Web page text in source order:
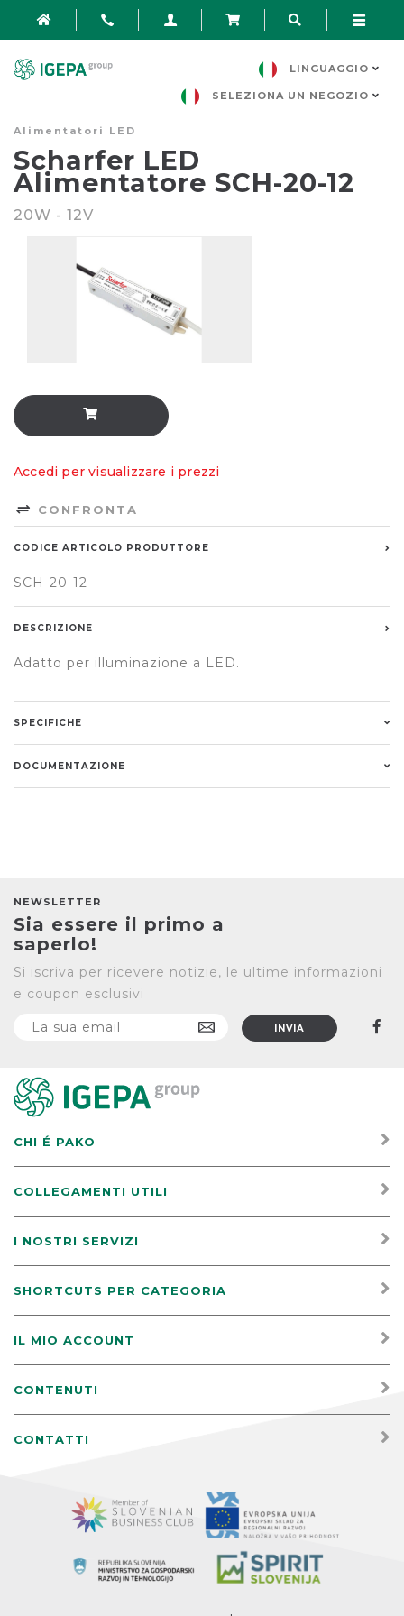
LINGUAGGIO
SELEZIONA UN NEGOZIO
Alimentatori LED
Scharfer LED
Alimentatore SCH-20-12
20W - 12V
Accedi per visualizzare i prezzi
CONFRONTA
CODICE ARTICOLO PRODUTTORE
SCH-20-12
DESCRIZIONE
Adatto per illuminazione a LED.
SPECIFICHE
DOCUMENTAZIONE
NEWSLETTER
Sia essere il primo a
saperlo!
Si iscriva per ricevere notizie, le ultime informazioni
e coupon esclusivi
CHI É PAKO
COLLEGAMENTI UTILI
I NOSTRI SERVIZI
SHORTCUTS PER CATEGORIA
IL MIO ACCOUNT
CONTENUTI
CONTATTI